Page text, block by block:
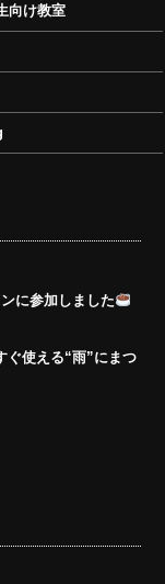
向け教室
に参加しました
ぐ使える“雨”にまつ